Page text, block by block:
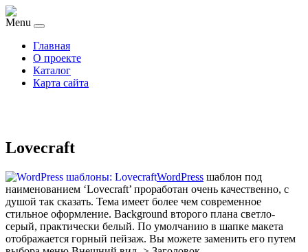
Menu
Главная
О проекте
Каталог
Карта сайта
Lovecraft
WordPress шаблон под
наименованием ‘Lovecraft’ проработан очень качественно, с
душой так сказать. Тема имеет более чем современное
стильное оформление. Background второго плана светло-
серый, практически белый. По умолчанию в шапке макета
отображается горный пейзаж. Вы можете заменить его путем